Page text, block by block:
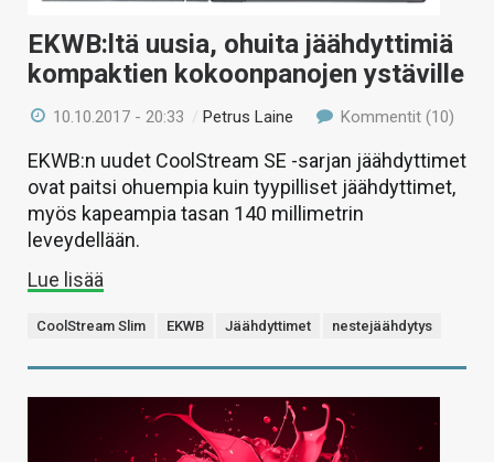
EKWB:ltä uusia, ohuita jäähdyttimiä
kompaktien kokoonpanojen ystäville
10.10.2017 - 20:33 /Petrus Laine Kommentit (10)
EKWB:n uudet CoolStream SE -sarjan jäähdyttimet
ovat paitsi ohuempia kuin tyypilliset jäähdyttimet,
myös kapeampia tasan 140 millimetrin
leveydellään.
Lue lisää
CoolStream Slim EKWB Jäähdyttimet nestejäähdytys